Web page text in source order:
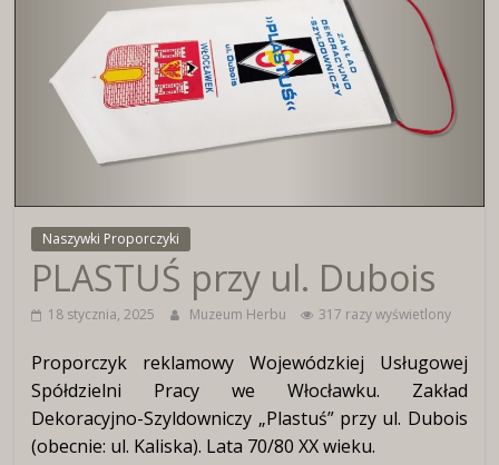
Muzeum
Herbu
Włocławka
Naszywki Proporczyki
PLASTUŚ przy ul. Dubois
18 stycznia, 2025 Muzeum Herbu 317 razy wyświetlony
Proporczyk reklamowy Wojewódzkiej Usługowej
Spółdzielni Pracy we Włocławku. Zakład
Dekoracyjno-Szyldowniczy „Plastuś” przy ul. Dubois
(obecnie: ul. Kaliska). Lata 70/80 XX wieku.